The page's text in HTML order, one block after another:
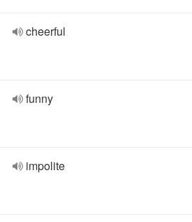
cheerful
funny
impolite